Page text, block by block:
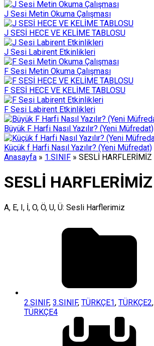
J Sesi Metin Okuma Çalışması
J SESİ HECE VE KELİME TABLOSU
J Sesi Labirent Etkinlikleri
F Sesi Metin Okuma Çalışması
F SESİ HECE VE KELİME TABLOSU
F Sesi Labirent Etkinlikleri
Büyük F Harfi Nasıl Yazılır? (Yeni Müfredat)
Küçük f Harfi Nasıl Yazılır? (Yeni Müfredat)
Anasayfa » 1.SINIF » SESLİ HARFLERİMİZ
SESLİ HARFLERİMİZ
A, E, I, İ, O, Ö, U, Ü: Sesli Harflerimiz
2.SINIF, 3.SINIF, TÜRKÇE1, TÜRKÇE2,
TÜRKÇE4